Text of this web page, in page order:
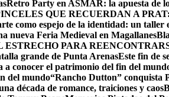
Retro Party en ASMAR: la apuesta de
QUE RECUERDAN A
como espejo de la identidad: un taller
nueva Feria Medieval en Magallanes
PARA
grande de Punta ArenasEste fin de
conocer el patrimonio del fin del
del mundo“Rancho Dutton” conquista
década de romance, traiciones y caos